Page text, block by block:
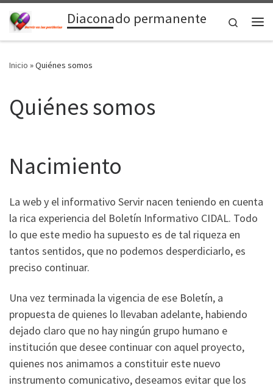
Saltar al contenidoDiaconado permanente
Search
Inicio »Quiénes somos
Quiénes somos
Nacimiento
La web y el informativo Servir nacen teniendo en cuenta
la rica experiencia del Boletín Informativo CIDAL. Todo
lo que este medio ha supuesto es de tal riqueza en
tantos sentidos, que no podemos desperdiciarlo, es
preciso continuar.
Una vez terminada la vigencia de ese Boletín, a
propuesta de quienes lo llevaban adelante, habiendo
dejado claro que no hay ningún grupo humano e
institución que desee continuar con aquel proyecto,
quienes nos animamos a constituir este nuevo
instrumento comunicativo, deseamos evitar que los